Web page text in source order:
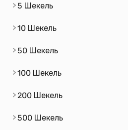
5 Шекель
10 Шекель
50 Шекель
100 Шекель
200 Шекель
500 Шекель